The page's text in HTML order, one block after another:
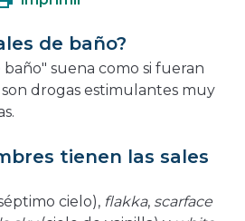
de baño?
baño" suena como si fueran
drogas estimulantes muy
tienen las sales
cielo), flakka, scarface